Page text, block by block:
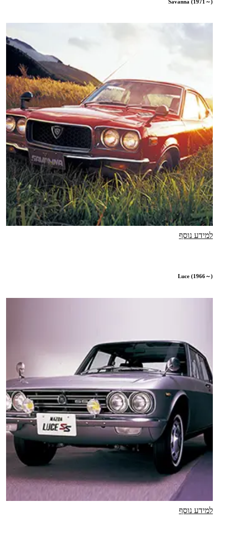
Savanna (1971～)
למידע נוסף
Luce (1966～)
למידע נוסף